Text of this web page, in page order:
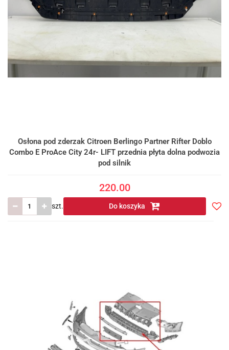
Osłona pod zderzak Citroen Berlingo Partner Rifter Doblo
Combo E ProAce City 24r- LIFT przednia płyta dolna podwozia
pod silnik
220.00
szt. Do koszyka